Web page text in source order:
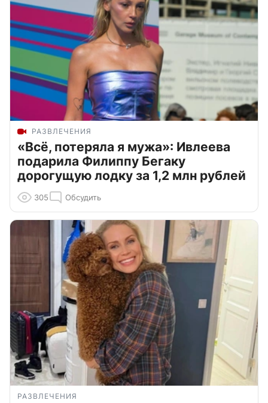
РАЗВЛЕЧЕНИЯ
«Всё, потеряла я мужа»: Ивлеева
подарила Филиппу Бегаку
дорогущую лодку за 1,2 млн рублей
305 Обсудить
РАЗВЛЕЧЕНИЯ